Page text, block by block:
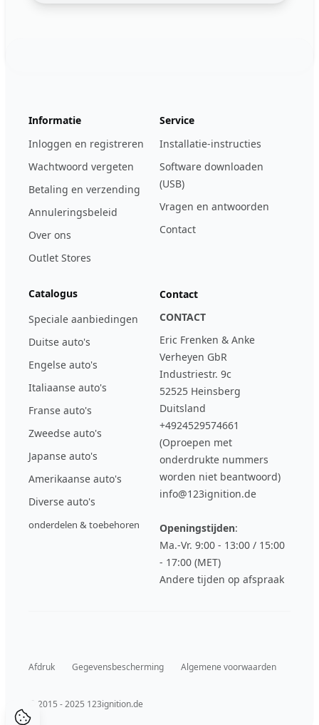
Informatie
Inloggen en registreren
Wachtwoord vergeten
Betaling en verzending
Annuleringsbeleid
Over ons
Outlet Stores
Service
Installatie-instructies
Software downloaden
(USB)
Vragen en antwoorden
Contact
Catalogus
Speciale aanbiedingen
Duitse auto's
Engelse auto's
Italiaanse auto's
Franse auto's
Zweedse auto's
Japanse auto's
Amerikaanse auto's
Diverse auto's
onderdelen & toebehoren
Contact
CONTACT
Eric Frenken & Anke
Verheyen GbR
Industriestr. 9c
52525 Heinsberg
Duitsland
+4924529574661
(Oproepen met
onderdrukte nummers
worden niet beantwoord)
info@123ignition.de
Openingstijden:
Ma.-Vr. 9:00 - 13:00 / 15:00
- 17:00 (MET)
Andere tijden op afspraak
Afdruk Gegevensbescherming Algemene voorwaarden
© 2015 - 2025 123ignition.de